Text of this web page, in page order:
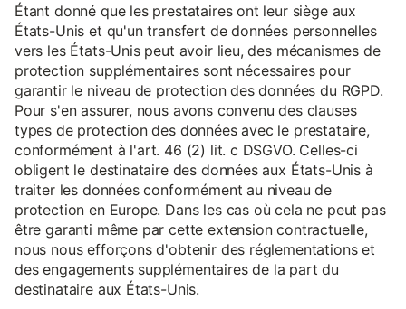
Étant donné que les prestataires ont leur siège aux
États-Unis et qu'un transfert de données personnelles
vers les États-Unis peut avoir lieu, des mécanismes de
protection supplémentaires sont nécessaires pour
garantir le niveau de protection des données du RGPD.
Pour s'en assurer, nous avons convenu des clauses
types de protection des données avec le prestataire,
conformément à l'art. 46 (2) lit. c DSGVO. Celles-ci
obligent le destinataire des données aux États-Unis à
traiter les données conformément au niveau de
protection en Europe. Dans les cas où cela ne peut pas
être garanti même par cette extension contractuelle,
nous nous efforçons d'obtenir des réglementations et
des engagements supplémentaires de la part du
destinataire aux États-Unis.